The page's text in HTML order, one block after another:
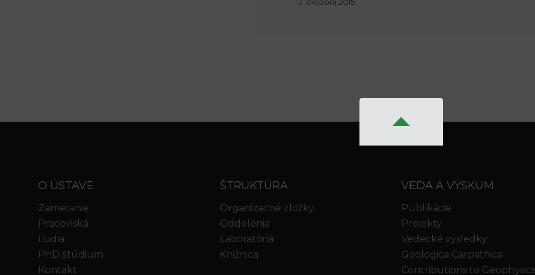
O ÚSTAVE
Zameranie
Pracoviská
Ľudia
PhD štúdium
Kontakt
ŠTRUKTÚRA
Organizačné zložky
Oddelenia
Laboratóriá
Knižnica
VEDA A VÝSKUM
Publikácie
Projekty
Vedecké výsledky
Geologica Carpathica
Contributions to